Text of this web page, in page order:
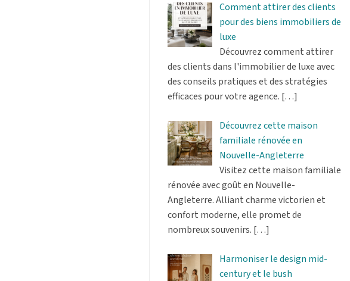
Comment attirer des clients
pour des biens immobiliers de
luxe
Découvrez comment attirer
des clients dans l'immobilier de luxe avec
des conseils pratiques et des stratégies
efficaces pour votre agence. […]
Découvrez cette maison
familiale rénovée en
Nouvelle-Angleterre
Visitez cette maison familiale
rénovée avec goût en Nouvelle-
Angleterre. Alliant charme victorien et
confort moderne, elle promet de
nombreux souvenirs. […]
Harmoniser le design mid-
century et le bush